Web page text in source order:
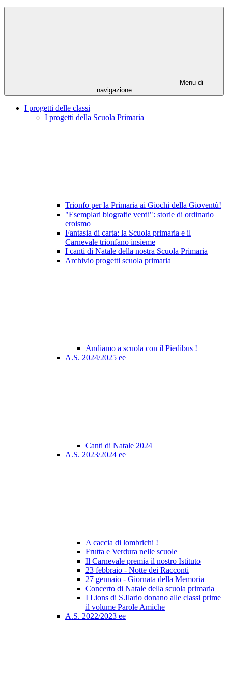
Menu di
navigazione
I progetti delle classi
I progetti della Scuola Primaria
Trionfo per la Primaria ai Giochi della Gioventù!
"Esemplari biografie verdi": storie di ordinario
eroismo
Fantasia di carta: la Scuola primaria e il
Carnevale trionfano insieme
I canti di Natale della nostra Scuola Primaria
Archivio progetti scuola primaria
Andiamo a scuola con il Piedibus !
A.S. 2024/2025 ee
Canti di Natale 2024
A.S. 2023/2024 ee
A caccia di lombrichi !
Frutta e Verdura nelle scuole
Il Carnevale premia il nostro Istituto
23 febbraio - Notte dei Racconti
27 gennaio - Giornata della Memoria
Concerto di Natale della scuola primaria
I Lions di S.Ilario donano alle classi prime
il volume Parole Amiche
A.S. 2022/2023 ee